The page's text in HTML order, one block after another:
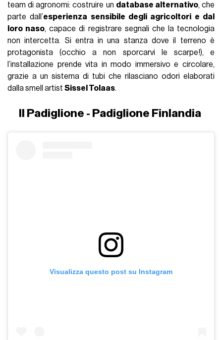
team di agronomi: costruire un database alternativo, che
parte dall’esperienza sensibile degli agricoltori e dal
loro naso, capace di registrare segnali che la tecnologia
non intercetta. Si entra in una stanza dove il terreno è
protagonista (occhio a non sporcarvi le scarpe!), e
l’installazione prende vita in modo immersivo e circolare,
grazie a un sistema di tubi che rilasciano odori elaborati
dalla smell artistSissel Tolaas.
Il Padiglione - Padiglione Finlandia
Visualizza questo post su Instagram